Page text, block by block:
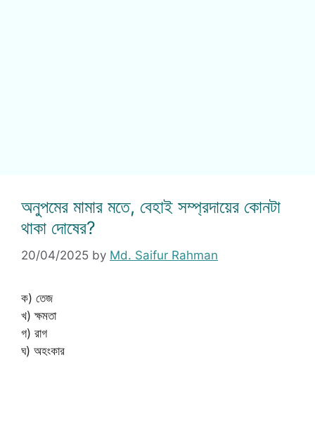
অনুপমের মামার মতে, বেহাই সম্প্রদায়ের কোনটা
থাকা দোষের?
20/04/2025 by Md. Saifur Rahman
ক) তেজ
খ) ক্ষমতা
গ) রাগ
ঘ) অহংকার